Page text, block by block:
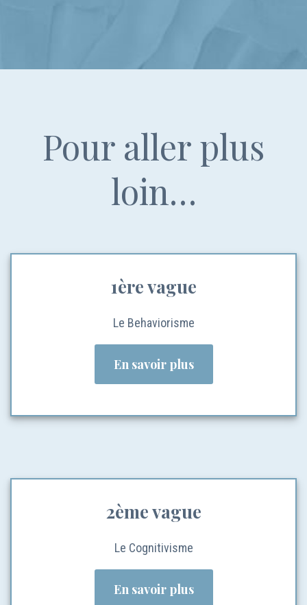
Pour aller plus
loin…
1ère vague
Le Behaviorisme
En savoir plus
2ème vague
Le Cognitivisme
En savoir plus